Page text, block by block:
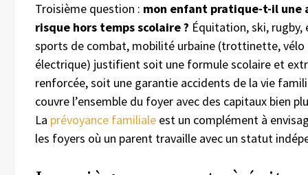
Troisième question : mon enfant pratique-t-il une
risque hors temps scolaire ? Équitation, ski, rugby,
sports de combat, mobilité urbaine (trottinette, vélo
électrique) justifient soit une formule scolaire et
renforcée, soit une garantie accidents de la vie
couvre l’ensemble du foyer avec des capitaux bien
La prévoyance familiale est un complément à
les foyers où un parent travaille avec un statut